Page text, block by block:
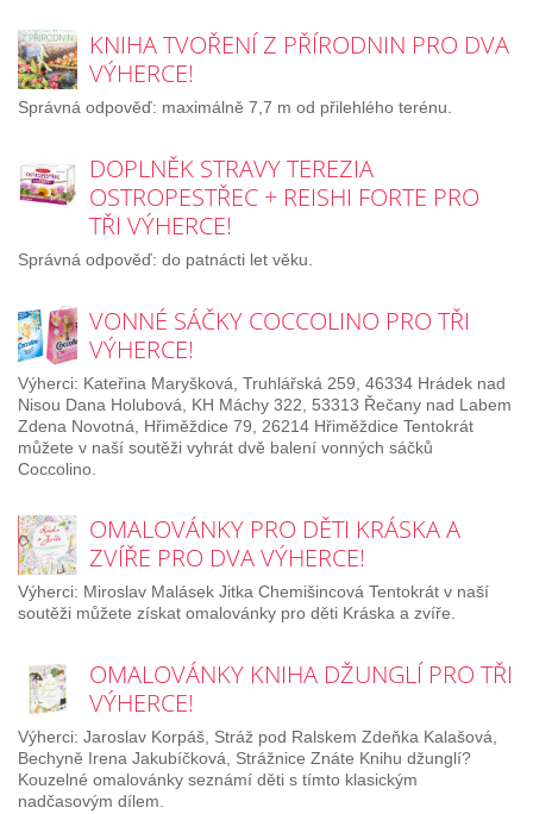
KNIHA TVOŘENÍ Z PŘÍRODNIN PRO DVA
VÝHERCE!
Správná odpověď: maximálně 7,7 m od přilehlého terénu.
DOPLNĚK STRAVY TEREZIA
OSTROPESTŘEC + REISHI FORTE PRO
TŘI VÝHERCE!
Správná odpověď: do patnácti let věku.
VONNÉ SÁČKY COCCOLINO PRO TŘI
VÝHERCE!
Výherci: Kateřina Maryšková, Truhlářská 259, 46334 Hrádek nad
Nisou Dana Holubová, KH Máchy 322, 53313 Řečany nad Labem
Zdena Novotná, Hřiměždice 79, 26214 Hřiměždice Tentokrát
můžete v naší soutěži vyhrát dvě balení vonných sáčků
Coccolino.
OMALOVÁNKY PRO DĚTI KRÁSKA A
ZVÍŘE PRO DVA VÝHERCE!
Výherci: Miroslav Malásek Jitka Chemišincová Tentokrát v naší
soutěži můžete získat omalovánky pro děti Kráska a zvíře.
OMALOVÁNKY KNIHA DŽUNGLÍ PRO TŘI
VÝHERCE!
Výherci: Jaroslav Korpáš, Stráž pod Ralskem Zdeňka Kalašová,
Bechyně Irena Jakubíčková, Strážnice Znáte Knihu džunglí?
Kouzelné omalovánky seznámí děti s tímto klasickým
nadčasovým dílem.